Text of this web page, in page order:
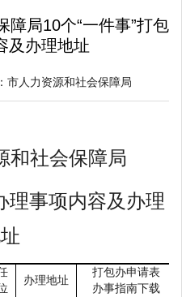
障局10个“一件事”打包
及办理地址
市人力资源和社会保障局
和社会保障局
理事项内容及办理
办理地址
打包办申请表
办事指南下载